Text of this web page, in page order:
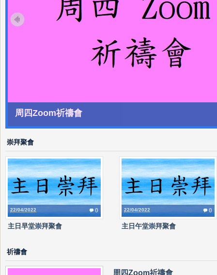
周四Zoom祈禱會
崇拜聚會
0
22/04/2022
主日早堂崇拜聚會
0
22/04/2022
主日午堂崇拜聚會
祈禱會
周四Zoom祈禱會